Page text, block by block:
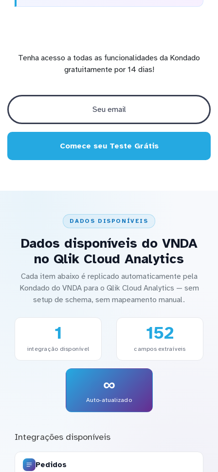
Tenha acesso a todas as funcionalidades da Kondado
gratuitamente por 14 dias!
Comece seu Teste Grátis
DADOS DISPONÍVEIS
Dados disponíveis do VNDA
no Qlik Cloud Analytics
Cada item abaixo é replicado automaticamente pela
Kondado do VNDA para o Qlik Cloud Analytics — sem
setup de schema, sem mapeamento manual.
1
integração disponível
152
campos extraíveis
∞
Auto-atualizado
Integrações disponíveis
Pedidos